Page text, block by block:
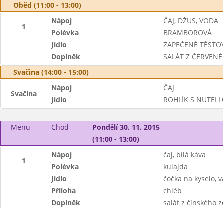
Oběd (11:00 - 13:00)
1
Nápoj
ČAJ, DŽUS, VODA
Polévka
BRAMBOROVÁ
Jídlo
ZAPEČENÉ
Doplněk
SALÁT Z
Svačina (14:00 - 15:00)
Svačina
Nápoj
ČAJ
Jídlo
ROHLÍK S
Menu Chod
Pondělí 30. 11. 2015
(11:00 - 13:00)
1
Nápoj
čaj, bílá káva
Polévka
kulajda
Jídlo
čočka na kyselo,
Příloha
chléb
Doplněk
salát z čínského